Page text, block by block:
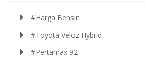
#Harga Bensin
#Toyota Veloz Hybrid
#Pertamax 92